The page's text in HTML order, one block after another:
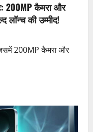
200MP कैमरा और
लॉन्च की उम्मीद!
200MP कैमरा और